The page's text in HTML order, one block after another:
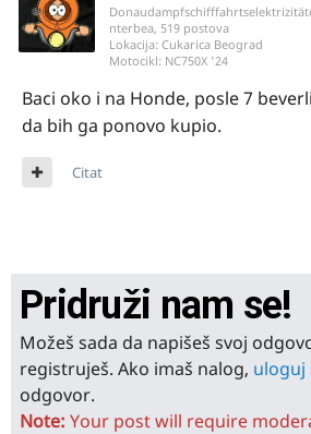
nterbea, 519 postova
Lokacija: Cukarica Beograd
Motocikl: NC750X '24
Baci oko i na Honde, posle 7
da bih ga ponovo kupio.
Citat
Pridruži nam se!
Možeš sada da napišeš svoj
registruješ. Ako imaš nalog, uloguj
odgovor.
Note: Your post will require